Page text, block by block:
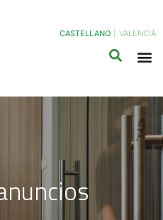
CASTELLANO VALENCIÀ